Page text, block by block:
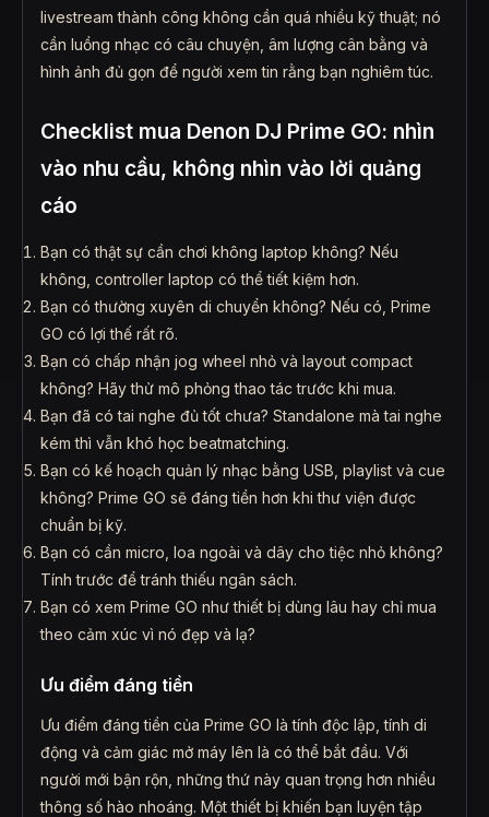
livestream thành công không cần quá nhiều kỹ thuật; nó
cần luồng nhạc có câu chuyện, âm lượng cân bằng và
hình ảnh đủ gọn để người xem tin rằng bạn nghiêm túc.
Checklist mua Denon DJ Prime GO: nhìn
vào nhu cầu, không nhìn vào lời quảng
cáo
Bạn có thật sự cần chơi không laptop không? Nếu
không, controller laptop có thể tiết kiệm hơn.
Bạn có thường xuyên di chuyển không? Nếu có, Prime
GO có lợi thế rất rõ.
Bạn có chấp nhận jog wheel nhỏ và layout compact
không? Hãy thử mô phỏng thao tác trước khi mua.
Bạn đã có tai nghe đủ tốt chưa? Standalone mà tai nghe
kém thì vẫn khó học beatmatching.
Bạn có kế hoạch quản lý nhạc bằng USB, playlist và cue
không? Prime GO sẽ đáng tiền hơn khi thư viện được
chuẩn bị kỹ.
Bạn có cần micro, loa ngoài và dây cho tiệc nhỏ không?
Tính trước để tránh thiếu ngân sách.
Bạn có xem Prime GO như thiết bị dùng lâu hay chỉ mua
theo cảm xúc vì nó đẹp và lạ?
Ưu điểm đáng tiền
Ưu điểm đáng tiền của Prime GO là tính độc lập, tính di
động và cảm giác mở máy lên là có thể bắt đầu. Với
người mới bận rộn, những thứ này quan trọng hơn nhiều
thông số hào nhoáng. Một thiết bị khiến bạn luyện tập